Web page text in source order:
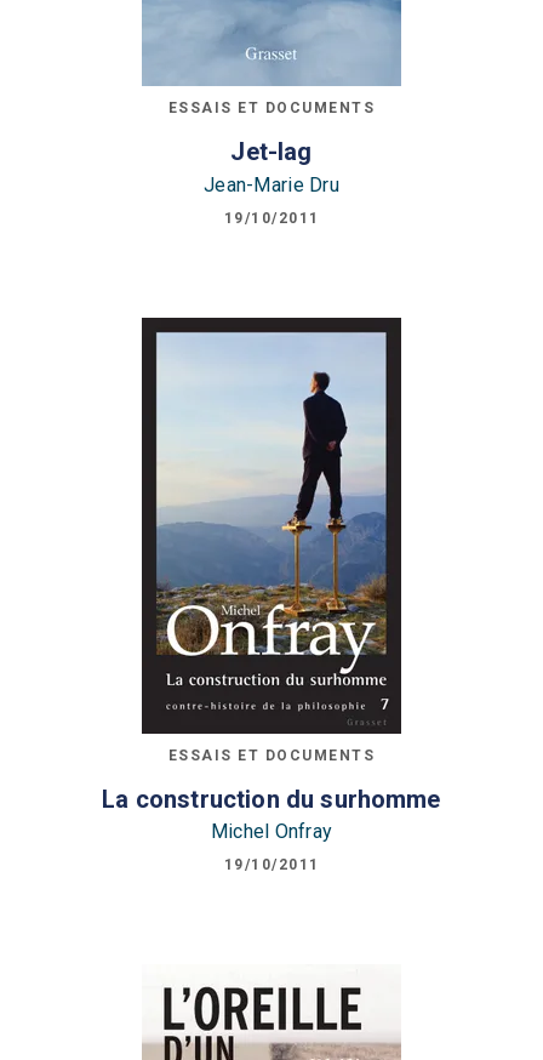
ESSAIS ET DOCUMENTS
Jet-lag
Jean-Marie Dru
19/10/2011
ESSAIS ET DOCUMENTS
La construction du surhomme
Michel Onfray
19/10/2011